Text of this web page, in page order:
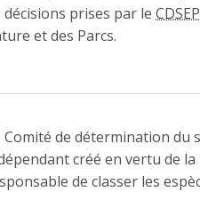
décisions prises par le
et des Parcs.
Comité de détermination du
créé en vertu de la
de classer les